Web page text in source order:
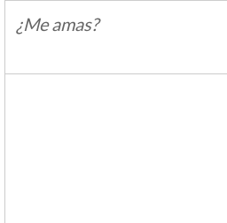
¿Me amas?